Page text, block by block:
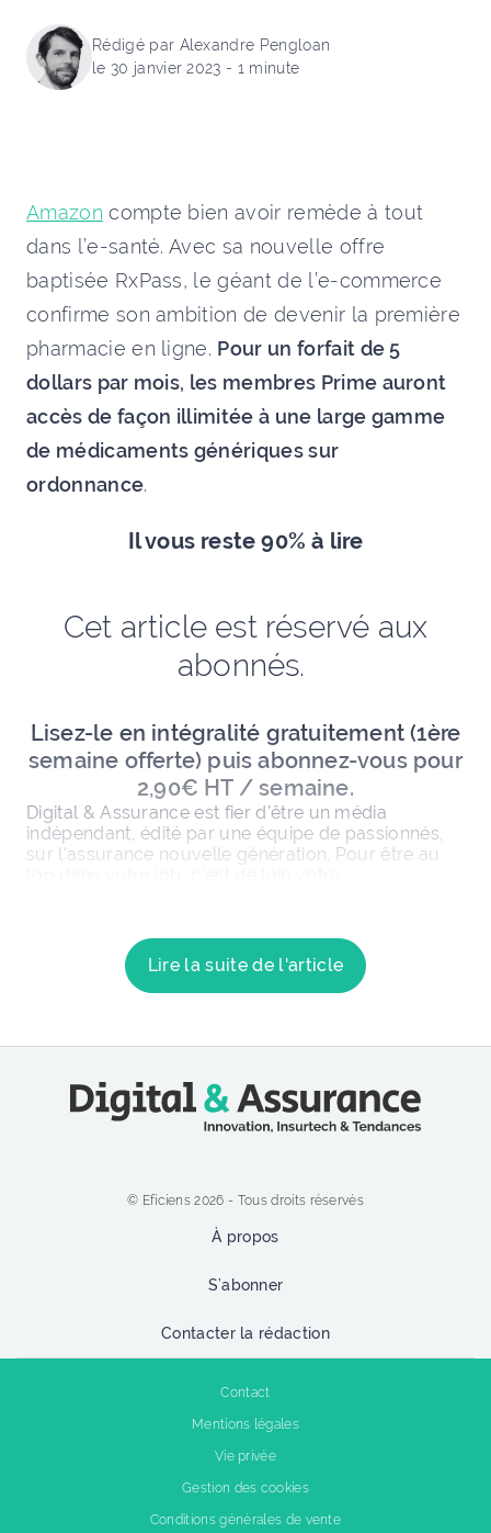
Rédigé par Alexandre Pengloan
le 30 janvier 2023 - 1 minute
Amazon compte bien avoir remède à tout
dans l’e-santé. Avec sa nouvelle offre
baptisée RxPass, le géant de l’e-commerce
confirme son ambition de devenir la première
pharmacie en ligne. Pour un forfait de 5
dollars par mois, les membres Prime auront
accès de façon illimitée à une large gamme
de médicaments génériques sur
ordonnance.
Il vous reste 90% à lire
Cet article est réservé aux
abonnés.
Lisez-le en intégralité gratuitement (1ère
semaine offerte) puis abonnez-vous pour
2,90€ HT / semaine.
Digital & Assurance est fier d'être un média
indépendant, édité par une équipe de passionnés,
sur l'assurance nouvelle génération. Pour être au
Lire la suite de l'article
© Eficiens 2026 - Tous droits réservés
À propos
S’abonner
Contacter la rédaction
Contact
Mentions légales
Vie privée
Gestion des cookies
Conditions générales de vente